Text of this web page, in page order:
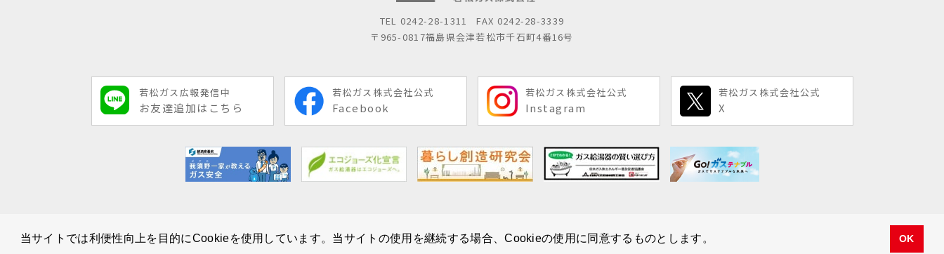
当サイトでは利便性向上を目的にCookieを使用しています。当サイトの使用を継続する場合、Cookieの使用に同意するものとします。 OK
TEL 0242-28-1311
FAX 0242-28-3339
〒965-0817福島県会津若松市千石町4番16号
若松ガス広報発信中
お友達追加はこちら
若松ガス株式会社公式
Facebook
若松ガス株式会社公式
Instagram
若松ガス株式会社公式
X
Copyright © Wakamatsu Gas All Rights Reserved.